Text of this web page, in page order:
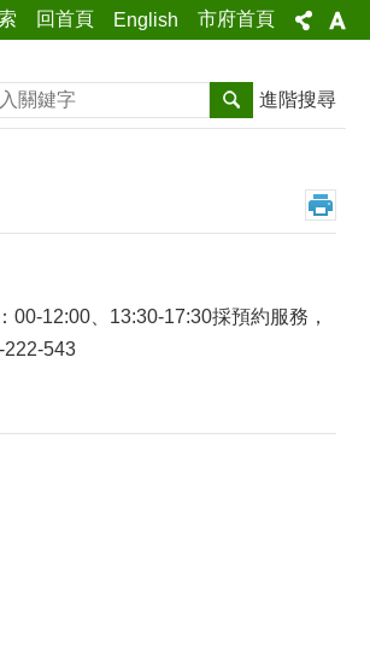
回首頁 English 市府首頁
搜尋 進階搜尋
12:00、13:30-17:30採預約服務，
222-543